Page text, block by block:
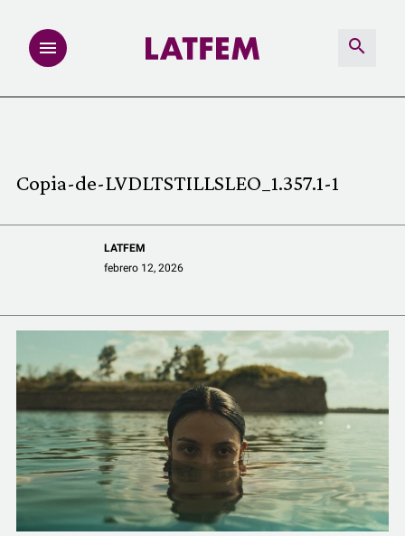
REDACCIÓN ABIERTA
LATFEMLAB.
PRODUCTOS
COMUNIDAD
QUIÉNES SOMOS
Copia-de-LVDLTSTILLSLEO_1.357.1-1
LATFEM
febrero 12, 2026